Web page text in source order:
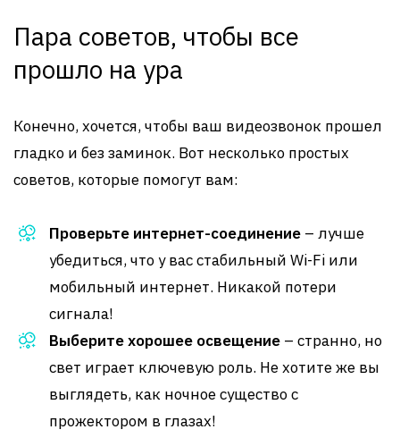
Пара советов, чтобы все
прошло на ура
Конечно, хочется, чтобы ваш видеозвонок прошел
гладко и без заминок. Вот несколько простых
советов, которые помогут вам:
Проверьте интернет-соединение – лучше
убедиться, что у вас стабильный Wi-Fi или
мобильный интернет. Никакой потери
сигнала!
Выберите хорошее освещение – странно, но
свет играет ключевую роль. Не хотите же вы
выглядеть, как ночное существо с
прожектором в глазах!